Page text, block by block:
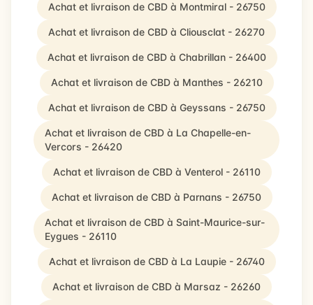
Achat et livraison de CBD à Montmiral - 26750
Achat et livraison de CBD à Cliousclat - 26270
Achat et livraison de CBD à Chabrillan - 26400
Achat et livraison de CBD à Manthes - 26210
Achat et livraison de CBD à Geyssans - 26750
Achat et livraison de CBD à La Chapelle-en-
Vercors - 26420
Achat et livraison de CBD à Venterol - 26110
Achat et livraison de CBD à Parnans - 26750
Achat et livraison de CBD à Saint-Maurice-sur-
Eygues - 26110
Achat et livraison de CBD à La Laupie - 26740
Achat et livraison de CBD à Marsaz - 26260